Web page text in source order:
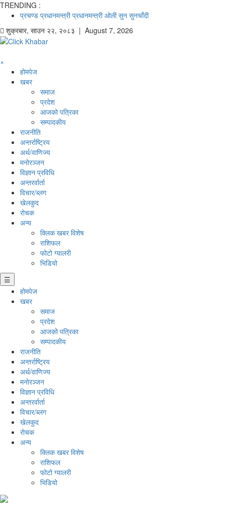
TRENDING :
प्रचण्ड प्रधानमन्त्री प्रधानमन्त्री ओली सुन सुनचाँदी
शुक्रबार, साउन २२, २०८३ | August 7, 2026
×
होमपेज
खबर
समाज
प्रदेश
आजको पत्रिका
सम्पादकीय
राजनीति
अन्तर्राष्ट्रिय
अर्थ/वाणिज्य
मनाेरञ्जन
विज्ञान प्रविधि
अन्तरर्वार्ता
विचार/ब्लग
खेलकुद
रोचक
अन्य
क्लिक खबर विशेष
राशिफल
फोटो ग्यालरी
भिडियो
☰
होमपेज
खबर
समाज
प्रदेश
आजको पत्रिका
सम्पादकीय
राजनीति
अन्तर्राष्ट्रिय
अर्थ/वाणिज्य
मनाेरञ्जन
विज्ञान प्रविधि
अन्तरर्वार्ता
विचार/ब्लग
खेलकुद
रोचक
अन्य
क्लिक खबर विशेष
राशिफल
फोटो ग्यालरी
भिडियो